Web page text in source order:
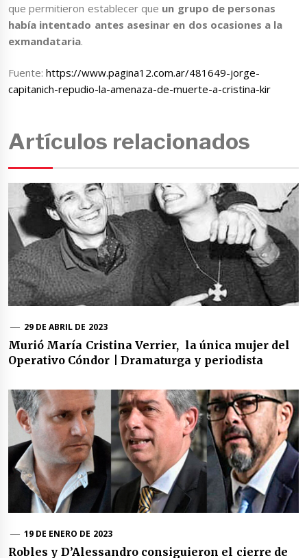
que permitieron establecer que un grupo de personas
había intentado antes asesinar en dos ocasiones a la
exmandataria.
Fuente:https://www.pagina12.com.ar/481649-jorge-
capitanich-repudio-la-amenaza-de-muerte-a-cristina-kir
Artículos relacionados
29 DE ABRIL DE 2023
Murió María Cristina Verrier, la única mujer del
Operativo Cóndor | Dramaturga y periodista
19 DE ENERO DE 2023
Robles y D’Alessandro consiguieron el cierre de